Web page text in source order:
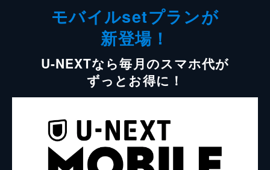
モバイルsetプランが
新登場！
U-NEXTなら毎月のスマホ代が
ずっとお得に！